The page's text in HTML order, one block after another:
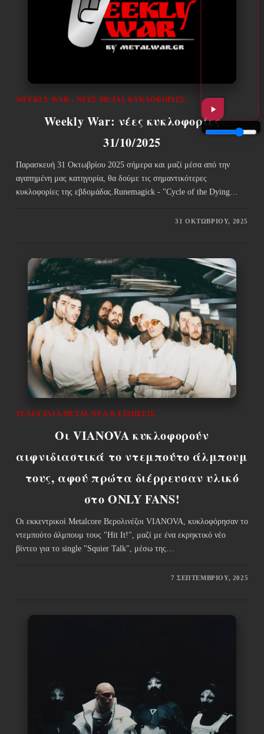
WEEKLY WAR - ΝΈΕΣ METAL ΚΥΚΛΟΦΟΡΊΕΣ
Weekly War: νέες κυκλοφορίες
31/10/2025
Παρασκευή 31 Οκτωβρίου 2025 σήμερα και μαζί μέσα από την
αγαπημένη μας κατηγορία, θα δούμε τις σημαντικότερες
κυκλοφορίες της εβδομάδας.Runemagick - "Cycle of the Dying…
31 ΟΚΤΩΒΡΊΟΥ, 2025
ΤΕΛΕΥΤΑΊΑ METAL ΝΈΑ & EΙΔΉΣΕΙΣ
Οι VIANOVA κυκλοφορούν
αιφνιδιαστικά το ντεμπούτο άλμπουμ
τους, αφού πρώτα διέρρευσαν υλικό
στο ONLY FANS!
Οι εκκεντρικοί Metalcore Βερολινέζοι VIANOVA, κυκλοφόρησαν το
ντεμπούτο άλμπουμ τους "Hit It!", μαζί με ένα εκρηκτικό νέο
βίντεο για το single "Squier Talk", μέσω της…
7 ΣΕΠΤΕΜΒΡΊΟΥ, 2025